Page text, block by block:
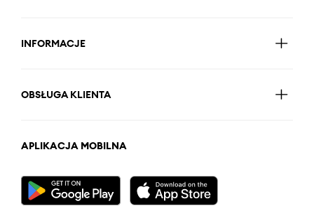
INFORMACJE
OBSŁUGA KLIENTA
APLIKACJA MOBILNA